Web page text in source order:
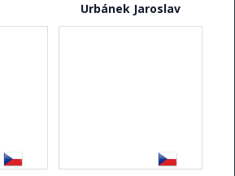
Urbánek Jaroslav